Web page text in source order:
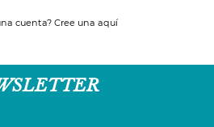
cuenta? Cree una aquí